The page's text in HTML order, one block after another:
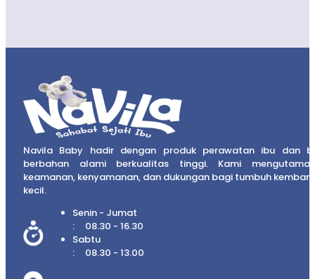
Navila Baby hadir dengan produk perawatan ibu dan
berbahan alami berkualitas tinggi. Kami
keamanan, kenyamanan, dan dukungan bagi tumbuh
kecil.
Senin - Jumat
08.30 - 16.30
Sabtu
08.30 - 13.00